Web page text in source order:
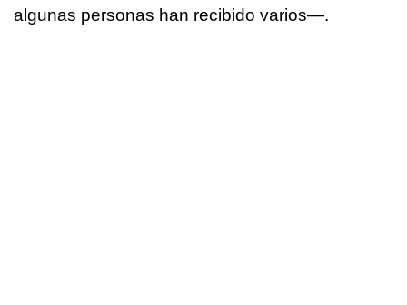
algunas personas han recibido varios—.